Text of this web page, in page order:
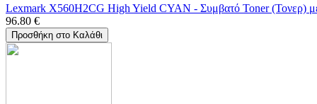
Lexmark X560H2CG High Yield CYAN - Συμβατό Toner (Τονερ)
96.80 €
Προσθήκη στο Καλάθι